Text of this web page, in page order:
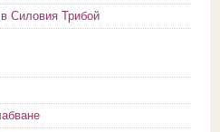
Силовия Трибой